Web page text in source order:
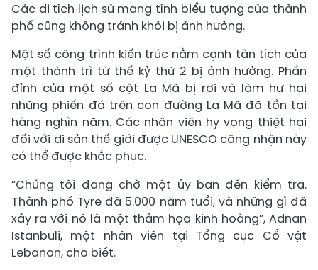
Các di tích lịch sử mang tính biểu tượng của thành
phố cũng không tránh khỏi bị ảnh hưởng.
Một số công trình kiến ​​trúc nằm cạnh tàn tích của
một thành trì từ thế kỷ thứ 2 bị ảnh hưởng. Phần
đỉnh của một số cột La Mã bị rơi và làm hư hại
những phiến đá trên con đường La Mã đã tồn tại
hàng nghìn năm. Các nhân viên hy vọng thiệt hại
đối với di sản thế giới được UNESCO công nhận này
có thể được khắc phục.
“Chúng tôi đang chờ một ủy ban đến kiểm tra.
Thành phố Tyre đã 5.000 năm tuổi, và những gì đã
xảy ra với nó là một thảm họa kinh hoàng”, Adnan
Istanbuli, một nhân viên tại Tổng cục Cổ vật
Lebanon, cho biết.